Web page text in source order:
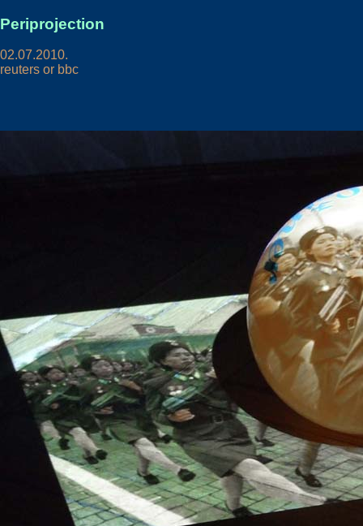
Periprojection
02.07.2010.
reuters or bbc